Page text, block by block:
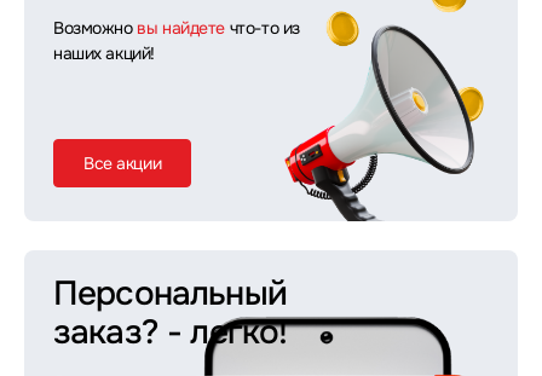
Возможно вы найдете что-то из
наших акций!
Все акции
Персональный
заказ? - легко!